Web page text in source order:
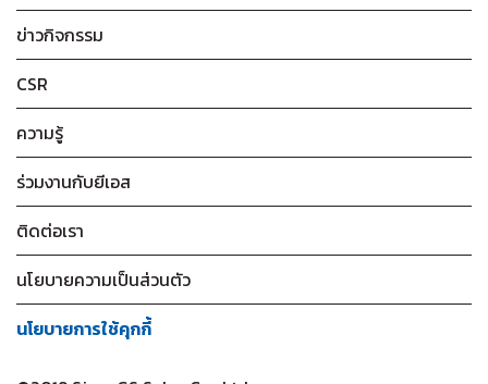
ข่าวกิจกรรม
CSR
ความรู้
ร่วมงานกับยีเอส
ติดต่อเรา
นโยบายความเป็นส่วนตัว
นโยบายการใช้คุกกี้